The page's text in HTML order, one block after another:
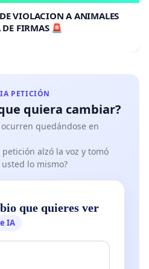
VIOLACION A ANIMALES
DE FIRMAS 🚨
PETICIÓN
quiera cambiar?
quedándose en
alzó la voz y tomó
lo mismo?
que quieres ver
IA